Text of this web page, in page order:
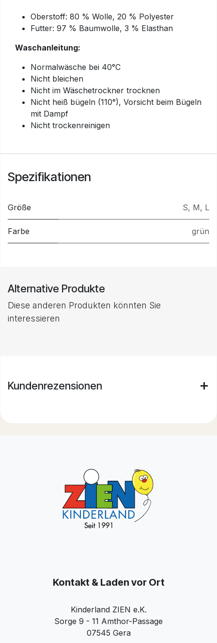
Oberstoff: 80 % Wolle, 20 % Polyester
Futter: 97 % Baumwolle, 3 % Elasthan
Waschanleitung:
Normalwäsche bei 40°C
Nicht bleichen
Nicht im Wäschetrockner trocknen
Nicht heiß bügeln (110°), Vorsicht beim Bügeln
mit Dampf
Nicht trockenreinigen
Spezifikationen
Größe S, M, L
Farbe grün
Alternative Produkte
Diese anderen Produkten könnten Sie
interessieren
Kundenrezensionen
Kontakt & Laden vor Ort
Kinderland ZIEN e.K.
Sorge 9 - 11 Amthor-Passage
07545 Gera